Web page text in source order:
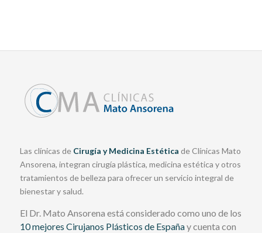
Las clínicas de Cirugía y Medicina Estética de Clínicas Mato
Ansorena, integran cirugía plástica, medicina estética y otros
tratamientos de belleza para ofrecer un servicio integral de
bienestar y salud.
El Dr. Mato Ansorena está considerado como uno de los
10 mejores Cirujanos Plásticos de Españay cuenta con